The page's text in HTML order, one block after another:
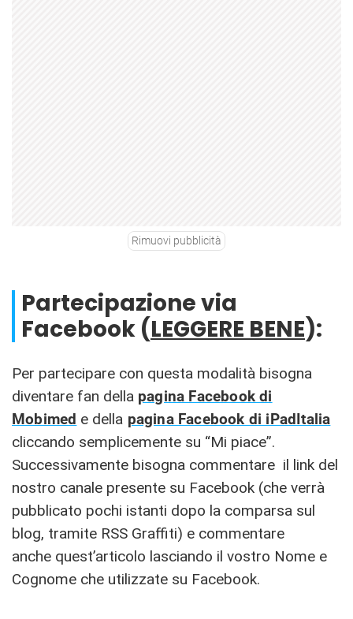
Rimuovi pubblicità
Partecipazione via
Facebook (LEGGERE BENE):
Per partecipare con questa modalità bisogna
diventare fan della pagina Facebook di
Mobimed e della pagina Facebook di iPadItalia
cliccando semplicemente su “Mi piace”.
Successivamente bisogna commentare il link del
nostro canale presente su Facebook (che verrà
pubblicato pochi istanti dopo la comparsa sul
blog, tramite RSS Graffiti) e commentare
anche quest’articolo lasciando il vostro Nome e
Cognome che utilizzate su Facebook.